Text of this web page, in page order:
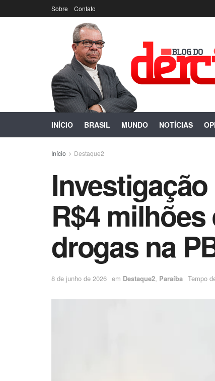
Sobre Contato
INÍCIO BRASIL MUNDO NOTÍCIAS
Início Destaque2
R$4
drogas na
8 de junho de 2026 em Destaque2, Paraíba Tempo